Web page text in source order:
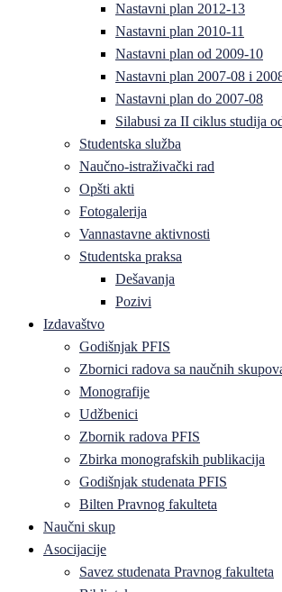
Nastavni plan 2012-13
Nastavni plan 2010-11
Nastavni plan od 2009-10
Nastavni plan 2007-08 i
Nastavni plan do 2007-08
Silabusi za II ciklus studija
Studentska služba
Naučno-istraživački rad
Opšti akti
Fotogalerija
Vannastavne aktivnosti
Studentska praksa
Dešavanja
Pozivi
Izdavaštvo
Godišnjak PFIS
Zbornici radova sa naučnih
Monografije
Udžbenici
Zbornik radova PFIS
Zbirka monografskih publikacija
Godišnjak studenata PFIS
Bilten Pravnog fakulteta
Naučni skup
Asocijacije
Savez studenata Pravnog fakulteta